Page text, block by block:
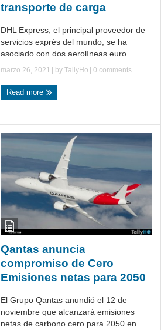
transporte de carga
DHL Express, el principal proveedor de
servicios exprés del mundo, se ha
asociado con dos aerolíneas euro ...
marzo 26, 2021 | by TallyHo 0 comments
Read more
Qantas anuncia
compromiso de Cero
Emisiones netas para 2050
El Grupo Qantas anundió el 12 de
noviembre que alcanzará emisiones
netas de carbono cero para 2050 en